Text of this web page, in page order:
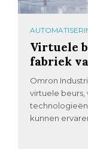
Virtuele
fabriek
Omron
virtuele beurs,
kunnen